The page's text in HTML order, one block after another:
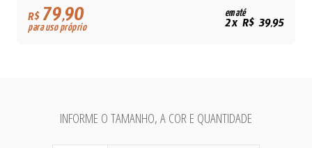
R$79,90
para uso próprio
em até
2x R$ 39,95
INFORME O TAMANHO, A COR E QUANTIDADE